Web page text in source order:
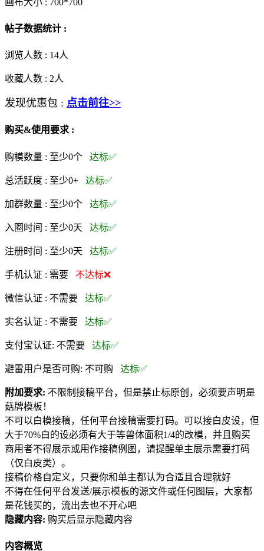
帖子数据统计 :
浏览人数 : 14人
收藏人数 : 2人
发现优惠包 : 点击前往>>
购买&使用要求 :
购模数量 : 至少0个 达标✅
总活跃度 : 至少0+ 达标✅
加群数量 : 至少0个 达标✅
入圈时间 : 至少0天 达标✅
注册时间 : 至少0天 达标✅
手机认证 : 需要 不达标❌
微信认证 : 不需要 达标✅
实名认证 : 不需要 达标✅
支付宝认证: 不需要 达标✅
避雷用户是否可购: 不可购 达标✅
附加要求: 不限制接稿平台，但是禁止标原创，必须要声明是
菇牌模板！
不可以白模接稿，任何平台接稿需要打码。可以接白皮设，但
大于70%白的设必须有大于等兽体面积1/4的改模，并且购买
商用者不得展示或用作接稿例图，请提醒单主展示需要打码
（仅白皮类）。
接稿价格自定义，只要你和单主都认为合适且合理就好
不得在任何平台发送/展示模板的源文件或任何图层，大家都
是花钱买的，流出去也不开心吧
隐藏内容: 购买后显示隐藏内容
内容概览